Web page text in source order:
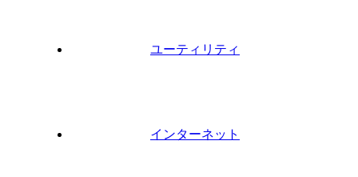
ユーティリティ
インターネット